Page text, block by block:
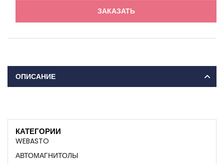
ЗАКАЗАТЬ
ОПИСАНИЕ
КАТЕГОРИИ
WEBASTO
АВТОМАГНИТОЛЫ